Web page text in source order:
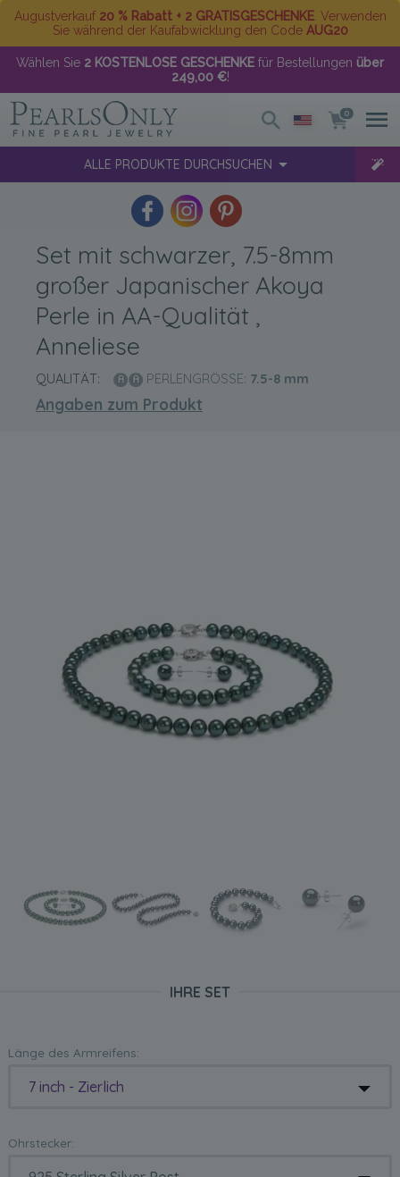
Augustverkauf 20 % Rabatt + 2 GRATISGESCHENKE. Verwenden
Sie während der Kaufabwicklung den Code AUG20
Wählen Sie 2 KOSTENLOSE GESCHENKE für Bestellungen über
249,00 €!
0
ALLE PRODUKTE DURCHSUCHEN
Set mit schwarzer, 7.5-8mm
großer Japanischer Akoya
Perle in AA-Qualität ,
Anneliese
QUALITÄT: PERLENGRÖSSE: 7.5-8 mm
Angaben zum Produkt
IHRE SET
Länge des Armreifens:
7 inch - Zierlich
Ohrstecker: